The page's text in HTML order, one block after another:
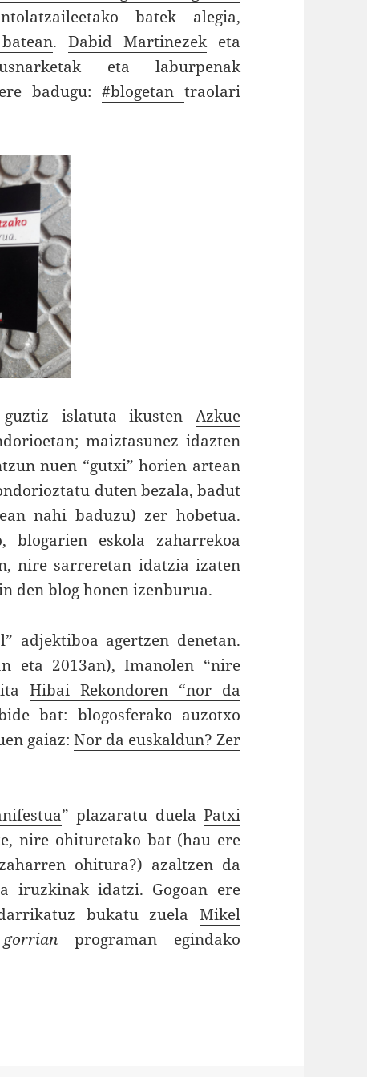
batek alegia,
.Dabid Martinezeketa
eta laburpenak
badugu: #blogetan traolari
islatuta ikusten Azkue
maiztasunez idazten
nuen “gutxi” horien artean
duten bezala, badut
nahi baduzu) zer hobetua.
blogarien eskola zaharrekoa
nire sarreretan idatzia izaten
den blog honen izenburua.
adjektiboa agertzen denetan.
eta 2013an),Imanolen “nire
Hibai Rekondoren “nor da
bat: blogosferako auzotxo
gaiaz: Nor da euskaldun? Zer
” plazaratu duela Patxi
nire ohituretako bat (hau ere
ohitura?) azaltzen da
iruzkinak idatzi. Gogoan ere
bukatu zuela Mikel
programan egindako